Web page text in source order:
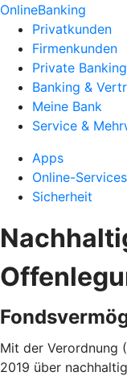
OnlineBanking
Privatkunden
Firmenkunden
Private Banking
Banking &
Meine Bank
Service &
Apps
Online-Services
Sicherheit
Mit der Verordnung
2019 über